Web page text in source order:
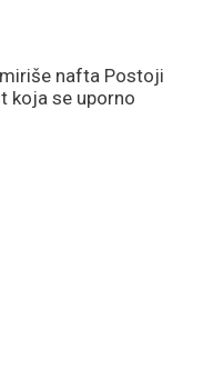
nafta Postoji
koja se uporno